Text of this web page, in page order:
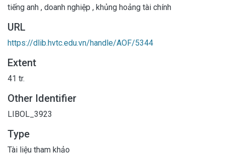
tiếng anh , doanh nghiệp , khủng hoảng tài chính
URL
https://dlib.hvtc.edu.vn/handle/AOF/5344
Extent
41 tr.
Other Identifier
LIBOL_3923
Type
Tài liệu tham khảo